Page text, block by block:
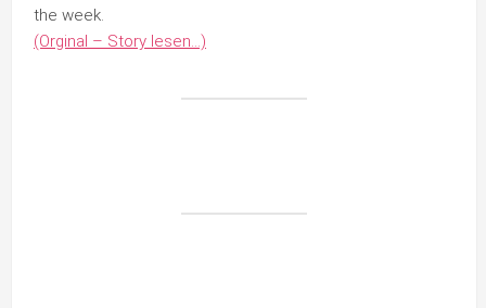
the week.
(Orginal – Story lesen…)